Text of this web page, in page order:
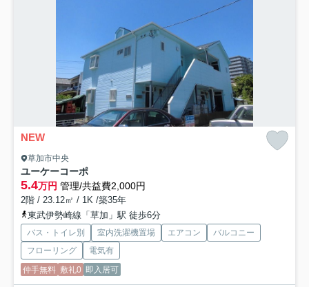
NEW
草加市中央
ユーケーコーポ
5.4万円 管理/共益費2,000円
2階 / 23.12㎡ / 1K /築35年
東武伊勢崎線「草加」駅 徒歩6分
バス・トイレ別 室内洗濯機置場 エアコン
バルコニー
フローリング
電気有
仲手無料 敷礼0 即入居可